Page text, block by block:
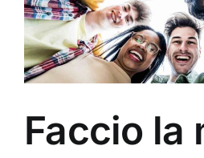
Faccio la